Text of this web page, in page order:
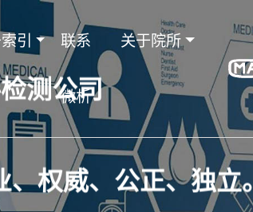
引 联系
微析
关于院所
测公司
权威、公正、独立。